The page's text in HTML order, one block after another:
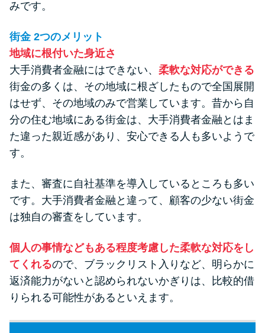
みです。
街金 2つのメリット
地域に根付いた身近さ
大手消費者金融にはできない、 柔軟な対応ができる
街金の多くは、その地域に根ざしたもので全国展開
はせず、その地域のみで営業しています。昔から自
分の住む地域にある街金は、大手消費者金融とはま
た違った親近感があり、安心できる人も多いようで
す。
また、審査に自社基準を導入しているところも多い
です。大手消費者金融と違って、顧客の少ない街金
は独自の審査をしています。
個人の事情などもある程度考慮した柔軟な対応をし
てくれるので、ブラックリスト入りなど、明らかに
返済能力がないと認められないかぎりは、比較的借
りられる可能性があるといえます。